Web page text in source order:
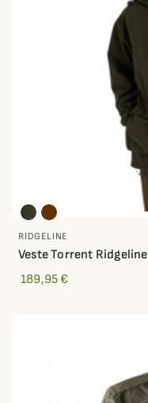
RIDGELINE
Veste Torrent Ridgeline
189,95 €